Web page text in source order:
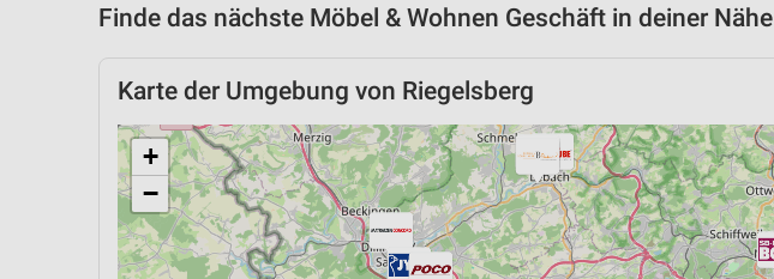
Finde das nächste Möbel & Wohnen Geschäft in deiner Nähe
Karte der Umgebung von Riegelsberg
+
−